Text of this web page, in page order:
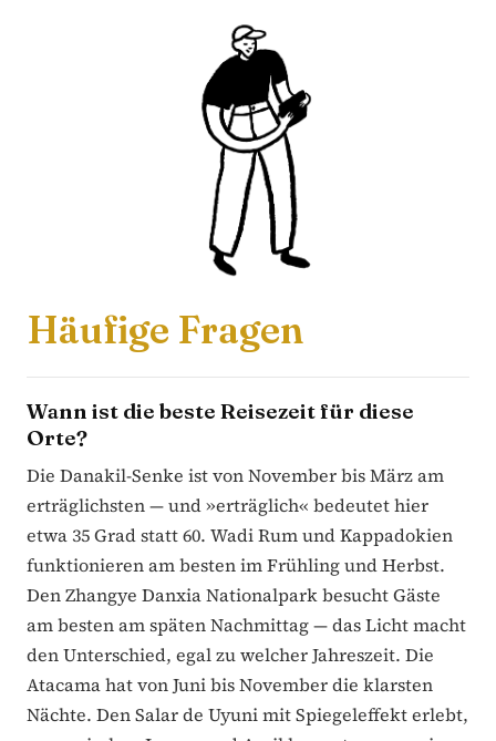
Häufige Fragen
Wann ist die beste Reisezeit für diese
Orte?
Die Danakil-Senke ist von November bis März am
erträglichsten — und »erträglich« bedeutet hier
etwa 35 Grad statt 60. Wadi Rum und Kappadokien
funktionieren am besten im Frühling und Herbst.
Den Zhangye Danxia Nationalpark besucht Gäste
am besten am späten Nachmittag — das Licht macht
den Unterschied, egal zu welcher Jahreszeit. Die
Atacama hat von Juni bis November die klarsten
Nächte. Den Salar de Uyuni mit Spiegeleffekt erlebt,